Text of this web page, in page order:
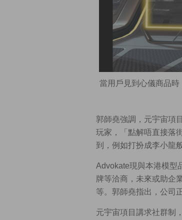
當用戶見到心儀商品
郭師堯強調，元宇宙項
玩家，「點解唔直接落
到，例如打扮成李小龍
Advokate現與本港模型
牌等洽商，未來或助企
等。郭師堯指出，公司
元宇宙項目講求社群制